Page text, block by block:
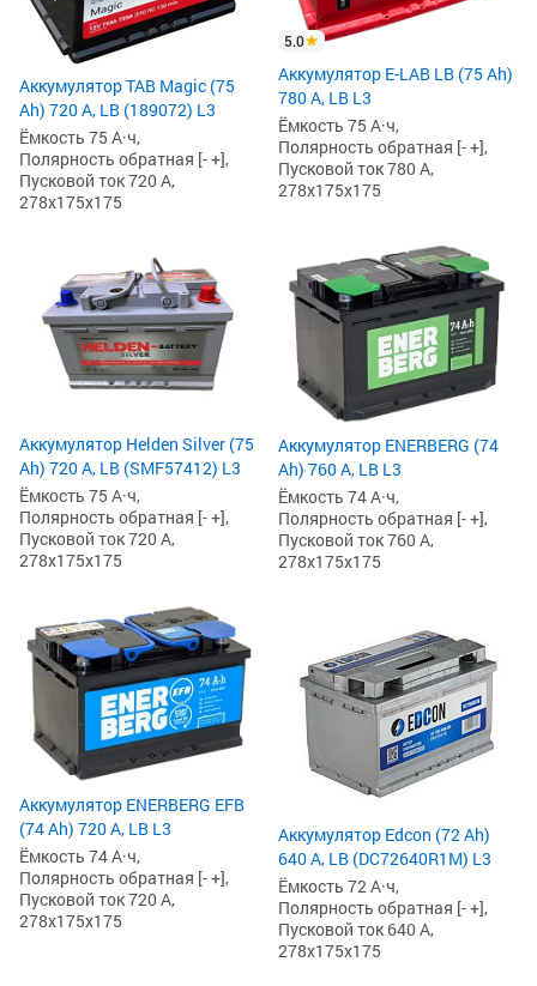
Аккумулятор TAB Magic (75
Ah) 720 А, LB (189072) L3
Ёмкость 75 А·ч,
Полярность обратная [- +],
Пусковой ток 720 А,
278x175x175
5.0
Аккумулятор E-LAB LB (75 Ah)
780 А, LB L3
Ёмкость 75 А·ч,
Полярность обратная [- +],
Пусковой ток 780 А,
278x175x175
Аккумулятор Helden Silver (75
Ah) 720 А, LB (SMF57412) L3
Ёмкость 75 А·ч,
Полярность обратная [- +],
Пусковой ток 720 А,
278x175x175
Аккумулятор ENERBERG (74
Ah) 760 А, LB L3
Ёмкость 74 А·ч,
Полярность обратная [- +],
Пусковой ток 760 А,
278x175x175
Аккумулятор ENERBERG EFB
(74 Ah) 720 А, LB L3
Ёмкость 74 А·ч,
Полярность обратная [- +],
Пусковой ток 720 А,
278x175x175
Аккумулятор Edcon (72 Ah)
640 А, LB (DC72640R1M) L3
Ёмкость 72 А·ч,
Полярность обратная [- +],
Пусковой ток 640 А,
278x175x175